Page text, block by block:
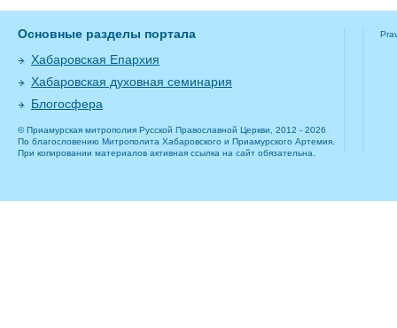
Основные разделы портала
Хабаровская Епархия
Хабаровская духовная семинария
Блогосфера
© Приамурская митрополия Русской Православной Церкви, 2012 - 2026
По благословению Митрополита Хабаровского и Приамурского Артемия.
При копировании материалов активная ссылка на сайт обязательна.